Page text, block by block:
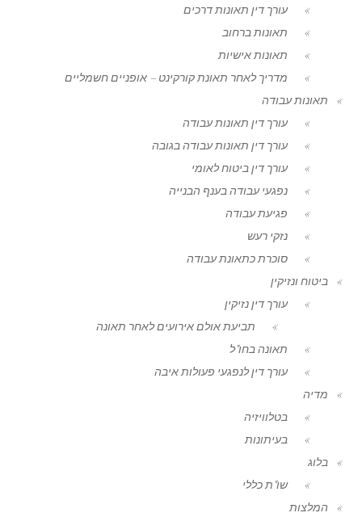
עורך דין תאונות דרכים
תאונות ברחוב
תאונות אישיות
מדריך לאחר תאונת קורקינט – אופניים חשמליים
תאונות עבודה
עורך דין תאונות עבודה
עורך דין תאונות עבודה בגובה
עורך דין ביטוח לאומי
נפגעי עבודה בענף הבנייה
פגיעת עבודה
נזקי רעש
סוכרת כתאונת עבודה
ביטוח ונזיקין
עורך דין נזיקין
תביעת אולם אירועים לאחר תאונה
תאונה בחו"ל
עורך דין לנפגעי פעולות איבה
מדיה
בטלוויזיה
בעיתונות
בלוג
שו"ת כללי
המלצות